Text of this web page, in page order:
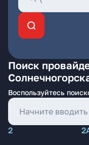
Поиск
Воспользуйтесь
2